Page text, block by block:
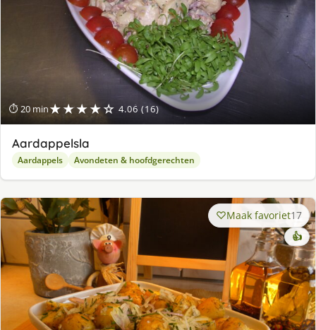
⏱ 20 min★★★★☆ 4.06 (16)
Aardappelsla
Aardappels Avondeten & hoofdgerechten
Maak favoriet17
👍